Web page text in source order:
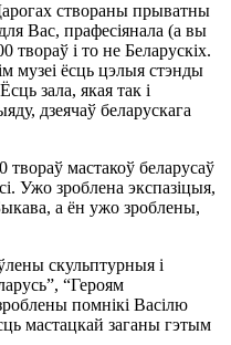
створаны прыватны
Вас, прафесіянала (а вы
твораў і то не Беларускіх.
музеі ёсць цэлыя стэнды
зала, якая так і
дзеячаў беларускага
твораў мастакоў беларусаў
Ужо зроблена экспазіцыя,
а ён ужо зроблены,
скульптурныя і
“Героям
помнікі Васілю
мастацкай заганы гэтым